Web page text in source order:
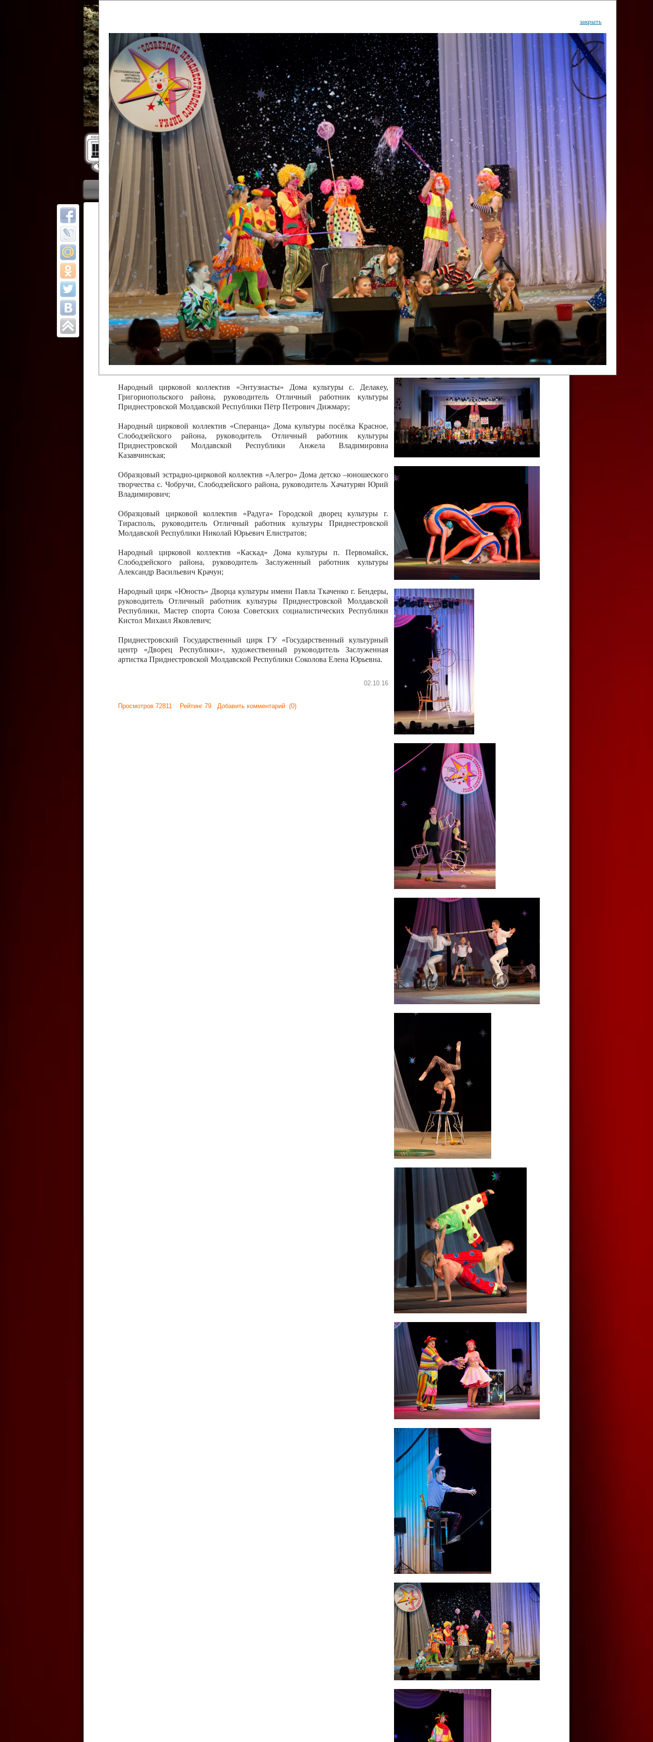
Государственный культурный центр
Дворец Республики
Главная Приветствие Коллективы Новости Афиша Арт-монитор Арт-прожектор Инфо Контакты
ОТЧЕТЫ ГКЦ "ДВОРЕЦ РЕСПУБЛИКИ"
закрыть
Все отчеты
Финал Республиканского фестиваля
цирковых коллективов "Созвездие
Приднестровского цирка"
Участники фестиваля:
Образцовый эстрадно-цирковой коллектив «Ровесник» Дом культуры с.
Протягайловка, г. Бендеры , руководитель Рогожинер Светлана Георгиевна
Народный цирковой клоунский коллектив «Шари-вари» МУ «Культурно-
досуговый центр «Шелковик» г.Бендеры, руководители Отличные работники
культуры Приднестровской Молдавской Республики Алёна Александровна и
Олег Степанович Райлян;
Народный цирковой коллектив «Энтузиасты» Дома культуры с. Делакеу,
Григориопольского района, руководитель Отличный работник культуры
Приднестровской Молдавской Республики Пётр Петрович Дижмару;
Народный цирковой коллектив «Сперанца» Дома культуры посёлка Красное,
Слободзейского района, руководитель Отличный работник культуры
Приднестровской Молдавской Республики Анжела Владимировна
Казавчинская;
Образцовый эстрадно-цирковой коллектив «Алегро» Дома детско –юношеского
творчества с. Чобручи, Слободзейского района, руководитель Хачатурян Юрий
Владимирович;
Образцовый цирковой коллектив «Радуга» Городской дворец культуры г.
Тирасполь, руководитель Отличный работник культуры Приднестровской
Молдавской Республики Николай Юрьевич Елистратов;
Народный цирковой коллектив «Каскад» Дома культуры п. Первомайск,
Слободзейского района, руководитель Заслуженный работник культуры
Александр Васильевич Крачун;
Народный цирк «Юность» Дворца культуры имени Павла Ткаченко г. Бендеры,
руководитель Отличный работник культуры Приднестровской Молдавской
Республики, Мастер спорта Союза Советских социалистических Республики
Кистол Михаил Яковлевич;
Приднестровский Государственный цирк ГУ «Государственный культурный
центр «Дворец Республики», художественный руководитель Заслуженная
артистка Приднестровской Молдавской Республики Соколова Елена Юрьевна.
02.10.16
Просмотров 72811 Рейтинг 79 Добавить комментарий (0)